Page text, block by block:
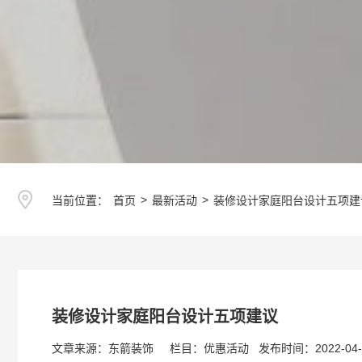
当前位置： 首页 > 最新活动 > 装修设计家庭阳台设计五项
装修设计家庭阳台设计五项建议
文章来源：东箭装饰 栏目：优惠活动 发布时间：2022-